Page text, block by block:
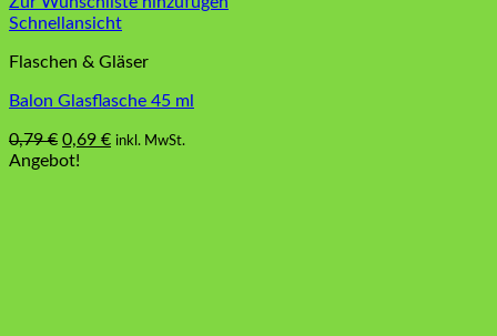
Schnellansicht
Flaschen & Gläser
Balon Glasflasche 45 ml
0,79€ Ursprünglicher
Preis
0,69 €Aktueller
inkl. MwSt.
Angebot!